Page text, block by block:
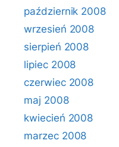
październik 2008
wrzesień 2008
sierpień 2008
lipiec 2008
czerwiec 2008
maj 2008
kwiecień 2008
marzec 2008